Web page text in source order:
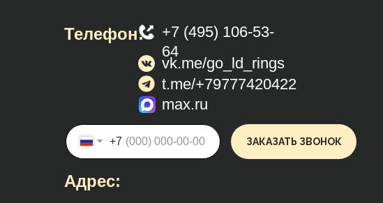
Телефон:
+7 (495) 106-53-
64
vk.me/go_ld_rings
Адрес:
t.me/+79777420422
max.ru
+7 ЗАКАЗАТЬ ЗВОНОК